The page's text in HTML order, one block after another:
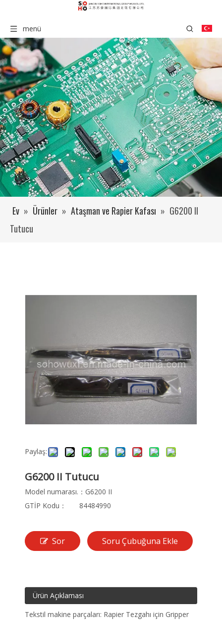
menü
Ev » Ürünler » Ataşman ve Rapier Kafası » G6200 II
Tutucu
Paylaş:
G6200 II Tutucu
Model numarası.： G6200 II
GTİP Kodu：
84484990
Sor Soru Çubuğuna Ekle
Ürün Açıklaması
Tekstil makine parçaları: Rapier Tezgahı için Gripper